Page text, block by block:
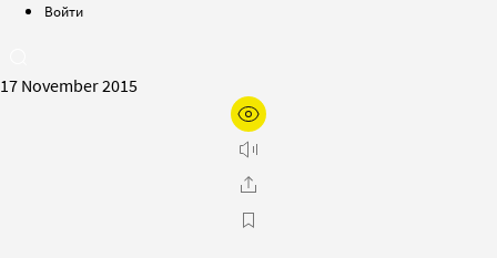
Войти
17 November 2015